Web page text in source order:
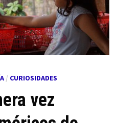
/ CURIOSIDADES
vez